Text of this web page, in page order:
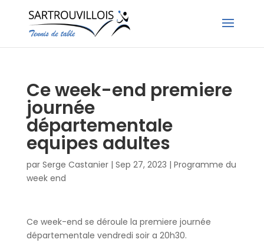
Ce week-end premiere
journée
départementale
equipes adultes
par Serge Castanier| Sep 27, 2023 | Programme du
week end
Ce week-end se déroule la premiere journée
départementale vendredi soir a 20h30.